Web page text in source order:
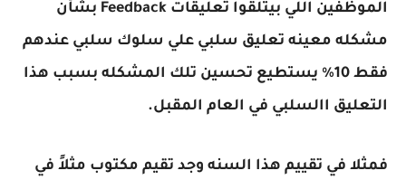
الموظفين اللي بيتلقوا تعليقات Feedback بشأن
مشكله معينه تعليق سلبي علي سلوك سلبي عندهم
فقط 10٪ يستطيع تحسين تلك المشكله بسبب هذا
التعليق االسلبي في العام المقبل.
فمثلا في تقييم هذا السنه وجد تقيم مكتوب مثلاً في